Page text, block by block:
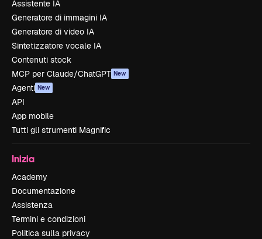
Assistente IA
Generatore di immagini IA
Generatore di video IA
Sintetizzatore vocale IA
Contenuti stock
MCP per Claude/ChatGPT New
Agenti New
API
App mobile
Tutti gli strumenti Magnific
Inizia
Academy
Documentazione
Assistenza
Termini e condizioni
Politica sulla privacy